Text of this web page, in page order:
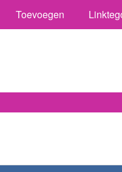
Toevoegen